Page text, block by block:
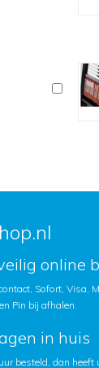
online
Sofort, Visa,
Pin bij afhalen.
in huis
besteld, dan heeft